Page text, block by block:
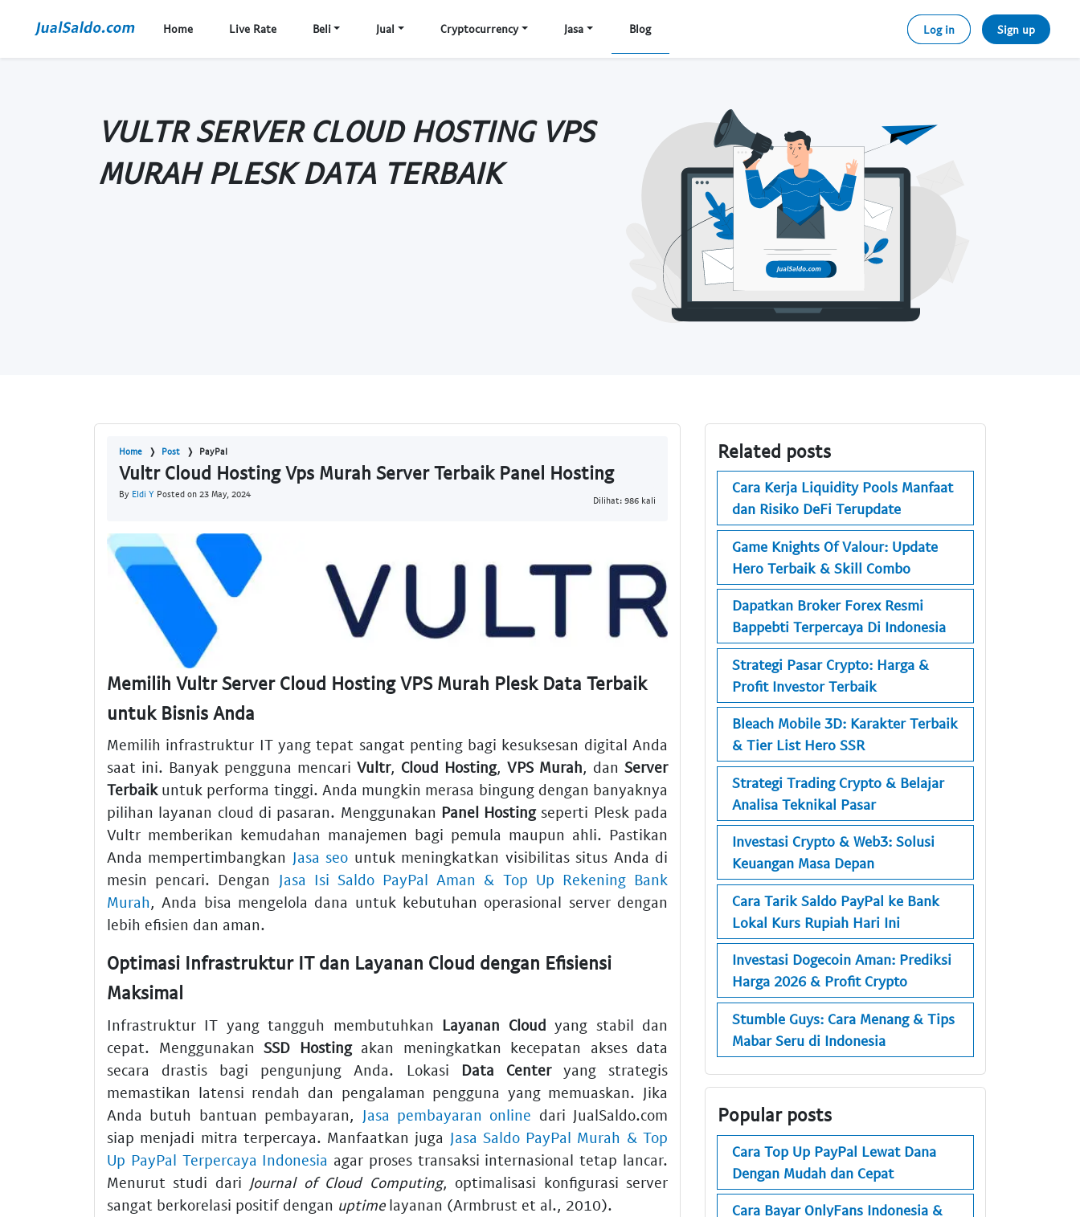
Home Live Rate Beli Jual Cryptocurrency Jasa Blog Log in Sign up
VULTR SERVER CLOUD HOSTING VPS
MURAH PLESK DATA TERBAIK
Home Post PayPal
Vultr Cloud Hosting Vps Murah Server Terbaik Panel Hosting
By Eldi Y Posted on 23 May, 2024
Dilihat: 986 kali
Memilih Vultr Server Cloud Hosting VPS Murah Plesk Data Terbaik
untuk Bisnis Anda
Memilih infrastruktur IT yang tepat sangat penting bagi kesuksesan digital Anda
saat ini. Banyak pengguna mencari Vultr, Cloud Hosting, VPS Murah, dan Server
Terbaikuntuk performa tinggi. Anda mungkin merasa bingung dengan banyaknya
pilihan layanan cloud di pasaran. Menggunakan Panel Hostingseperti Plesk pada
Vultr memberikan kemudahan manajemen bagi pemula maupun ahli. Pastikan
Anda mempertimbangkan Jasa seo untuk meningkatkan visibilitas situs Anda di
mesin pencari. Dengan Jasa Isi Saldo PayPal Aman & Top Up Rekening Bank
Murah, Anda bisa mengelola dana untuk kebutuhan operasional server dengan
lebih efisien dan aman.
Optimasi Infrastruktur IT dan Layanan Cloud dengan Efisiensi
Maksimal
Infrastruktur IT yang tangguh membutuhkan Layanan Cloud yang stabil dan
cepat. Menggunakan SSD Hostingakan meningkatkan kecepatan akses data
secara drastis bagi pengunjung Anda. Lokasi
Data Centeryang strategis
memastikan latensi rendah dan pengalaman pengguna yang memuaskan. Jika
Anda butuh bantuan pembayaran, Jasa pembayaran online dari JualSaldo.com
siap menjadi mitra terpercaya. Manfaatkan juga Jasa Saldo PayPal Murah & Top
Up PayPal Terpercaya Indonesia agar proses transaksi internasional tetap lancar.
Menurut studi dari Journal of Cloud Computing, optimalisasi konfigurasi server
sangat berkorelasi positif dengan uptimelayanan (Armbrust et al., 2010).
Related posts
Cara Kerja Liquidity Pools Manfaat
dan Risiko DeFi Terupdate
Game Knights Of Valour: Update
Hero Terbaik & Skill Combo
Dapatkan Broker Forex Resmi
Bappebti Terpercaya Di Indonesia
Strategi Pasar Crypto: Harga &
Profit Investor Terbaik
Bleach Mobile 3D: Karakter Terbaik
& Tier List Hero SSR
Strategi Trading Crypto & Belajar
Analisa Teknikal Pasar
Investasi Crypto & Web3: Solusi
Keuangan Masa Depan
Cara Tarik Saldo PayPal ke Bank
Lokal Kurs Rupiah Hari Ini
Investasi Dogecoin Aman: Prediksi
Harga 2026 & Profit Crypto
Stumble Guys: Cara Menang & Tips
Mabar Seru di Indonesia
Popular posts
Cara Top Up PayPal Lewat Dana
Dengan Mudah dan Cepat
Cara Bayar OnlyFans Indonesia &